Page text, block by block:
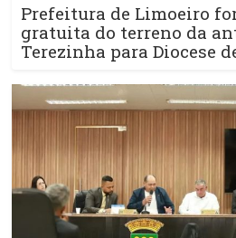
Prefeitura de Limoeiro
gratuita do terreno da
Terezinha para Diocese